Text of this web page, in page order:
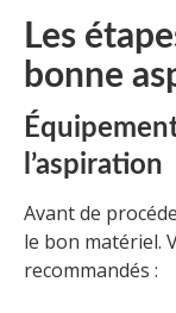
Les
bonne
l’aspiration
Avant de
le bon matériel.
recommandés :